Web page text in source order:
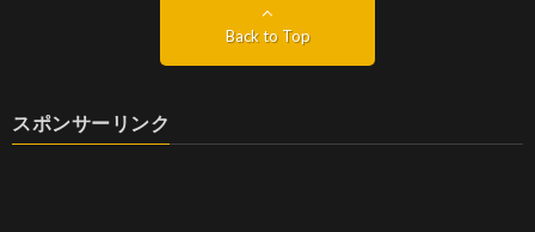
Back to Top
スポンサーリンク